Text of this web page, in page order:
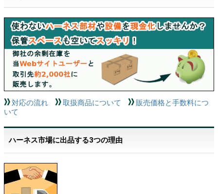
対応の流れ 取扱商品について
販売価格と手数料につ
いて
ハーネス市場に出品する3つの理由